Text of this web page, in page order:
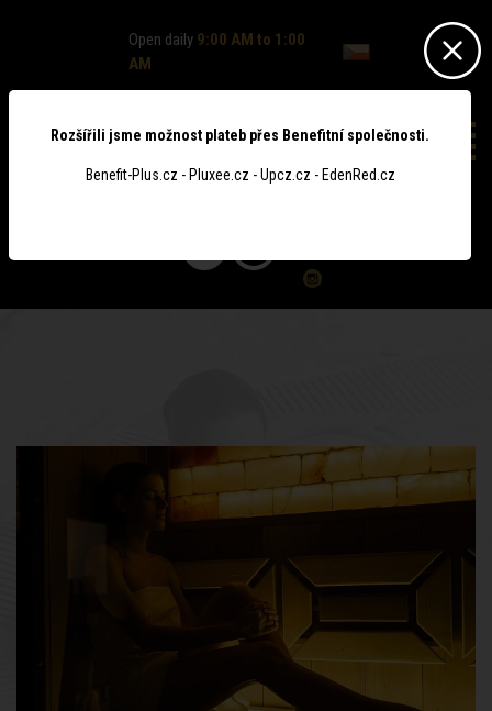
Open daily 9:00 AM to 1:00
AM
Rozšířili jsme možnost plateb přes Benefitní společnosti.
Benefit-Plus.cz - Pluxee.cz - Upcz.cz - EdenRed.cz